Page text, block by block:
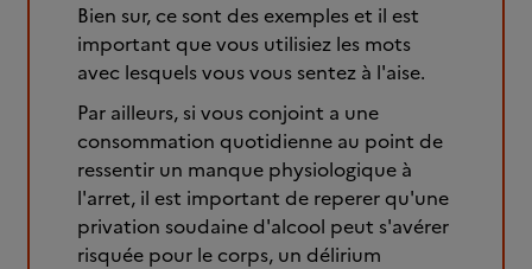
Bien sur, ce sont des exemples et il est
important que vous utilisiez les mots
avec lesquels vous vous sentez à l'aise.
Par ailleurs, si vous conjoint a une
consommation quotidienne au point de
ressentir un manque physiologique à
l'arret, il est important de reperer qu'une
privation soudaine d'alcool peut s'avérer
risquée pour le corps, un délirium